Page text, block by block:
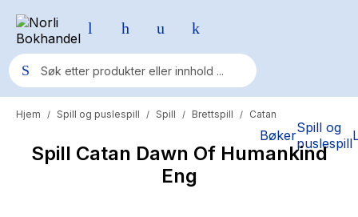
BøkerSpill og
puslespill
Populære søk
Pokemon
Hjem / Spill og puslespill / Spill / Brettspill / Catan
Spill Catan Dawn Of Humankind
Eng